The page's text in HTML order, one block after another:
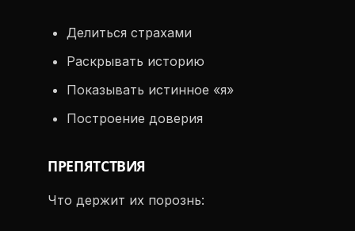
Делиться страхами
Раскрывать историю
Показывать истинное «я»
Построение доверия
ПРЕПЯТСТВИЯ
Что держит их порознь: